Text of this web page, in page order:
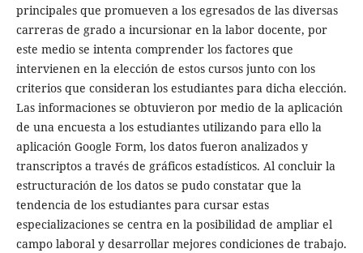
principales que promueven a los egresados de las diversas
carreras de grado a incursionar en la labor docente, por
este medio se intenta comprender los factores que
intervienen en la elección de estos cursos junto con los
criterios que consideran los estudiantes para dicha elección.
Las informaciones se obtuvieron por medio de la aplicación
de una encuesta a los estudiantes utilizando para ello la
aplicación Google Form, los datos fueron analizados y
transcriptos a través de gráficos estadísticos. Al concluir la
estructuración de los datos se pudo constatar que la
tendencia de los estudiantes para cursar estas
especializaciones se centra en la posibilidad de ampliar el
campo laboral y desarrollar mejores condiciones de trabajo.